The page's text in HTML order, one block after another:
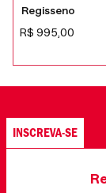
Regisseno
R$ 995 00
INSCREVA-SE